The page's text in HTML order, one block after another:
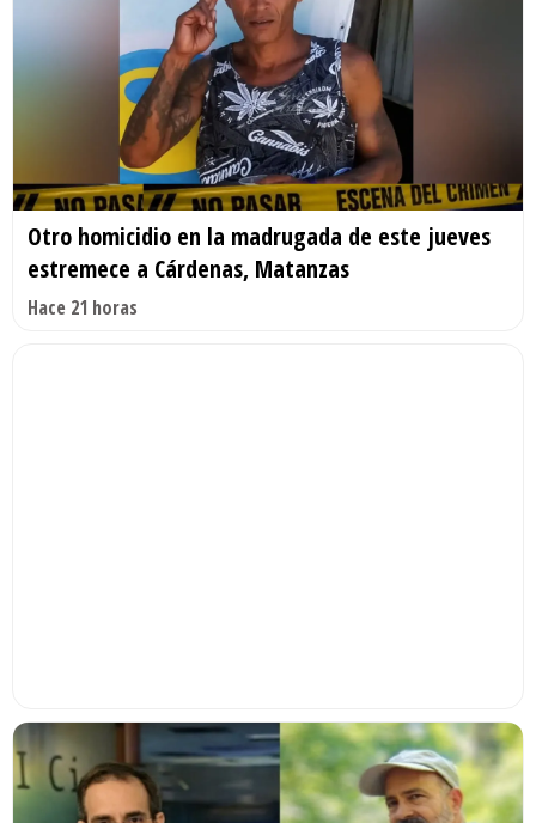
Otro homicidio en la madrugada de este jueves
estremece a Cárdenas, Matanzas
Hace 21 horas